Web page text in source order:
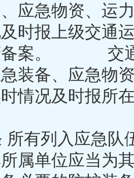
应急物资、运
时报上级交通
备案。 交通
装备、应急物
情况及时报所
。
有列入应急队
属单位应当为